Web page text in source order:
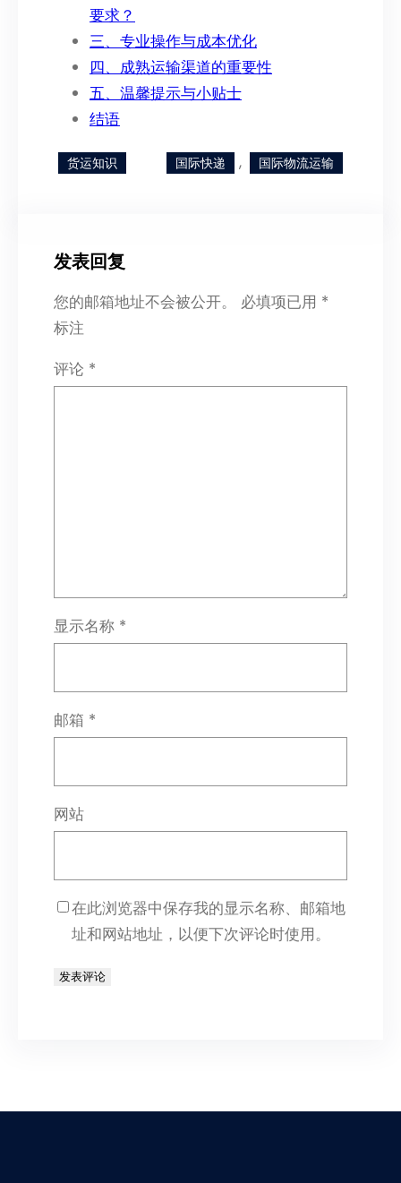
要求？
三、专业操作与成本优化
四、成熟运输渠道的重要性
五、温馨提示与小贴士
结语
货运知识 国际快递 , 国际物流运输
发表回复
您的邮箱地址不会被公开。 必填项已用 *
标注
评论 *
显示名称 *
邮箱 *
网站
在此浏览器中保存我的显示名称、邮箱地
址和网站地址，以便下次评论时使用。